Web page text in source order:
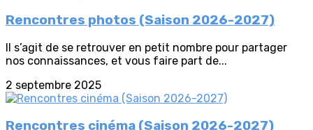
Rencontres photos (Saison 2026-2027)
Il s’agit de se retrouver en petit nombre pour partager
nos connaissances, et vous faire part de...
2 septembre 2025
Rencontres cinéma (Saison 2026-2027)